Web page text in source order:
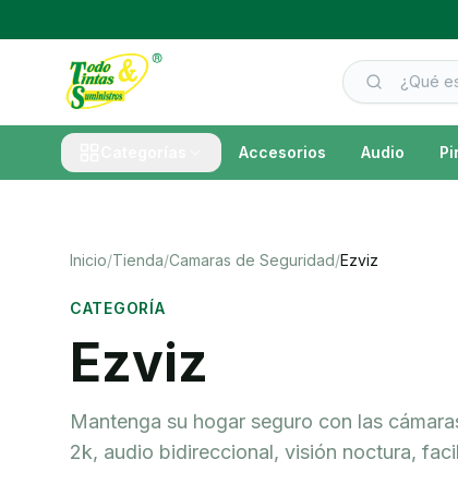
Accesorios Audio
Inicio/Tienda/Camaras de Seguridad/Ezviz
CATEGORÍA
Ezviz
Mantenga su hogar seguro con las
2k, audio bidireccional, visión noctura,